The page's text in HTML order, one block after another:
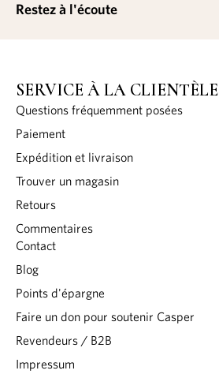
Restez à l'écoute
SERVICE À LA CLIENTÈLE
Questions fréquemment posées
Paiement
Expédition et livraison
Trouver un magasin
Retours
Commentaires
Contact
Blog
Points d'épargne
Faire un don pour soutenir Casper
Revendeurs / B2B
Impressum